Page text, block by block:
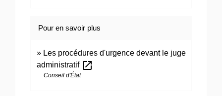
Pour en savoir plus
Les procédures d'urgence devant le juge
administratif open_in_new
Conseil d'État